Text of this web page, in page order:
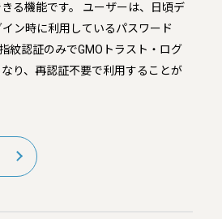
る機能です。 ユーザーは、日頃デ
ン時に利用しているパスワード
紋認証のみでGMOトラスト・ログ
り、再認証不要で利用することが